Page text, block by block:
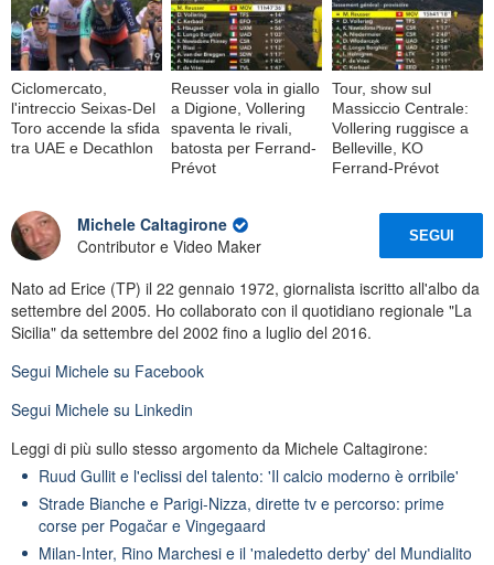
Ciclomercato,
l'intreccio Seixas-Del
Toro accende la sfida
tra UAE e Decathlon
Reusser vola in giallo
a Digione, Vollering
spaventa le rivali,
batosta per Ferrand-
Prévot
Tour, show sul
Massiccio Centrale:
Vollering ruggisce a
Belleville, KO
Ferrand-Prévot
Michele Caltagirone
Contributor e Video Maker
SEGUI
Nato ad Erice (TP) il 22 gennaio 1972, giornalista iscritto all'albo da
settembre del 2005. Ho collaborato con il quotidiano regionale "La
Sicilia" da settembre del 2002 fino a luglio del 2016.
Segui Michele su Facebook
Segui Michele su Linkedin
Leggi di più sullo stesso argomento da Michele Caltagirone:
Ruud Gullit e l'eclissi del talento: 'Il calcio moderno è orribile'
Strade Bianche e Parigi-Nizza, dirette tv e percorso: prime
corse per Pogačar e Vingegaard
Milan-Inter, Rino Marchesi e il 'maledetto derby' del Mundialito